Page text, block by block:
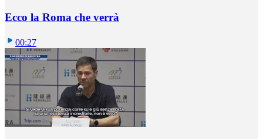
Ecco la Roma che verrà
00:27